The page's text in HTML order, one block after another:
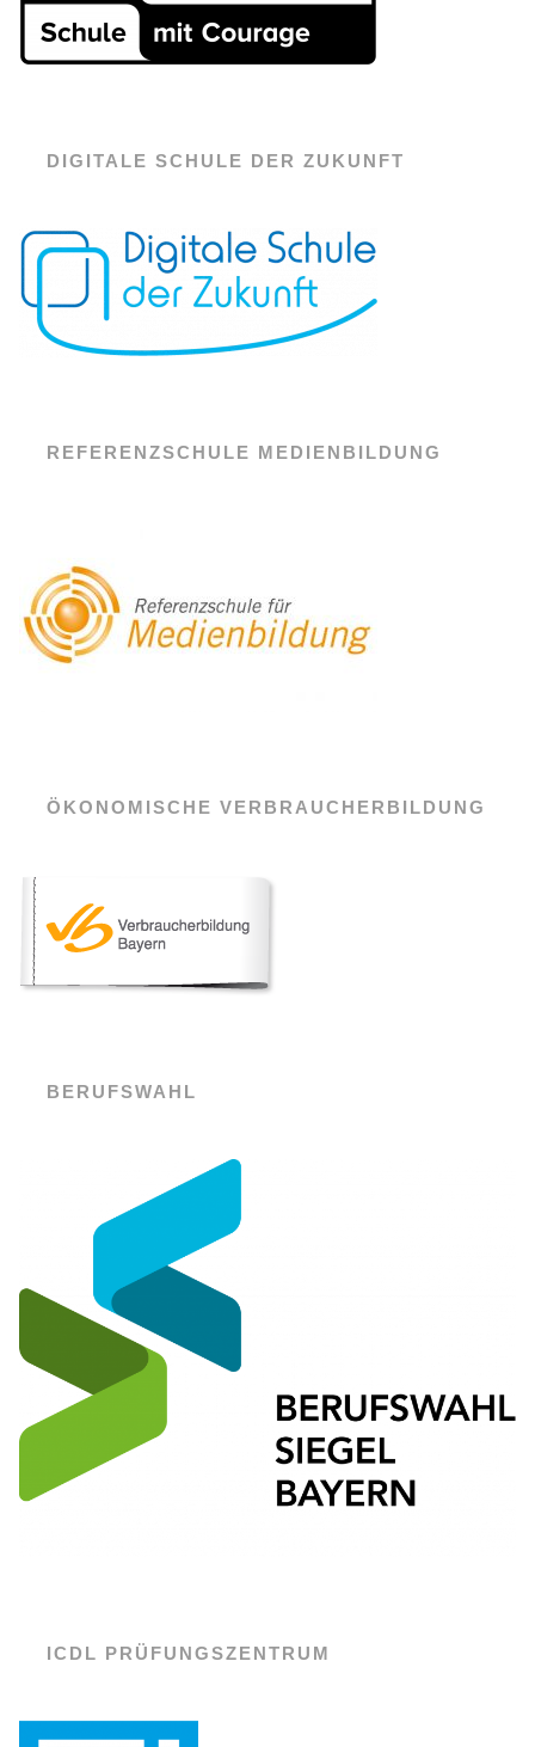
DIGITALE SCHULE DER ZUKUNFT
REFERENZSCHULE MEDIENBILDUNG
ÖKONOMISCHE VERBRAUCHERBILDUNG
BERUFSWAHL
ICDL PRÜFUNGSZENTRUM